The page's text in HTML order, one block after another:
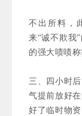
不出所料，
来“诚不欺我
的强大啧啧称
三、四小时
气提前放好
好了临时物